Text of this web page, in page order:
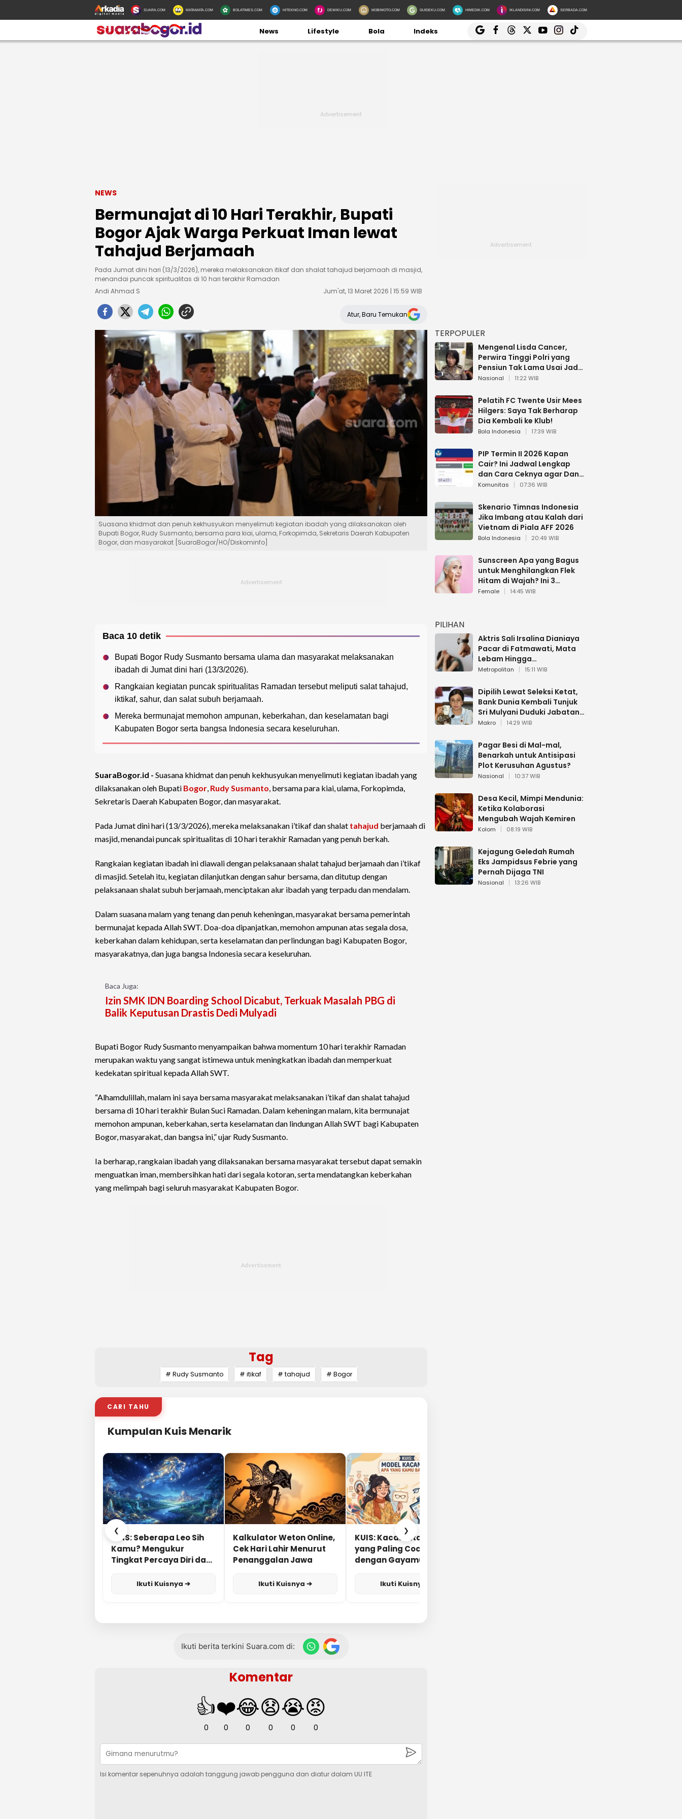
SUARA.COM MATAMATA.COM BOLATIMES.COM HITEKNO.COM DEWIKU.COM MOBIMOTO.COM GUIDEKU.COM HIMEDIK.COM IKLANDISINI.COM SERBADA.COM
News Lifestyle Bola Indeks
NEWS
Bermunajat di 10 Hari Terakhir, Bupati
Bogor Ajak Warga Perkuat Iman lewat
Tahajud Berjamaah
Pada Jumat dini hari (13/3/2026), mereka melaksanakan itikaf dan shalat tahajud berjamaah di masjid,
menandai puncak spiritualitas di 10 hari terakhir Ramadan
Andi Ahmad S
Jum'at, 13 Maret 2026 | 15:59 WIB
Atur, Baru Temukan
Suasana khidmat dan penuh kekhusyukan menyelimuti kegiatan ibadah yang dilaksanakan oleh
Bupati Bogor, Rudy Susmanto, bersama para kiai, ulama, Forkopimda, Sekretaris Daerah Kabupaten
Bogor, dan masyarakat [SuaraBogor/HO/Diskominfo]
Baca 10 detik
Bupati Bogor Rudy Susmanto bersama ulama dan masyarakat melaksanakan
ibadah di Jumat dini hari (13/3/2026).
Rangkaian kegiatan puncak spiritualitas Ramadan tersebut meliputi salat tahajud,
iktikaf, sahur, dan salat subuh berjamaah.
Mereka bermunajat memohon ampunan, keberkahan, dan keselamatan bagi
Kabupaten Bogor serta bangsa Indonesia secara keseluruhan.
SuaraBogor.id - Suasana khidmat dan penuh kekhusyukan menyelimuti kegiatan ibadah yang
dilaksanakan oleh Bupati Bogor, Rudy Susmanto, bersama para kiai, ulama, Forkopimda,
Sekretaris Daerah Kabupaten Bogor, dan masyarakat.
Pada Jumat dini hari (13/3/2026), mereka melaksanakan i’tikaf dan shalat tahajud berjamaah di
masjid, menandai puncak spiritualitas di 10 hari terakhir Ramadan yang penuh berkah.
Rangkaian kegiatan ibadah ini diawali dengan pelaksanaan shalat tahajud berjamaah dan i’tikaf
di masjid. Setelah itu, kegiatan dilanjutkan dengan sahur bersama, dan ditutup dengan
pelaksanaan shalat subuh berjamaah, menciptakan alur ibadah yang terpadu dan mendalam.
Dalam suasana malam yang tenang dan penuh keheningan, masyarakat bersama pemerintah
bermunajat kepada Allah SWT. Doa-doa dipanjatkan, memohon ampunan atas segala dosa,
keberkahan dalam kehidupan, serta keselamatan dan perlindungan bagi Kabupaten Bogor,
masyarakatnya, dan juga bangsa Indonesia secara keseluruhan.
Baca Juga:
Izin SMK IDN Boarding School Dicabut, Terkuak Masalah PBG di
Balik Keputusan Drastis Dedi Mulyadi
Bupati Bogor Rudy Susmanto menyampaikan bahwa momentum 10 hari terakhir Ramadan
merupakan waktu yang sangat istimewa untuk meningkatkan ibadah dan memperkuat
kedekatan spiritual kepada Allah SWT.
“Alhamdulillah, malam ini saya bersama masyarakat melaksanakan i’tikaf dan shalat tahajud
bersama di 10 hari terakhir Bulan Suci Ramadan. Dalam keheningan malam, kita bermunajat
memohon ampunan, keberkahan, serta keselamatan dan lindungan Allah SWT bagi Kabupaten
Bogor, masyarakat, dan bangsa ini,” ujar Rudy Susmanto.
Ia berharap, rangkaian ibadah yang dilaksanakan bersama masyarakat tersebut dapat semakin
menguatkan iman, membersihkan hati dari segala kotoran, serta mendatangkan keberkahan
yang melimpah bagi seluruh masyarakat Kabupaten Bogor.
Tag
# Rudy Susmanto # itikaf # tahajud # Bogor
CARI TAHU
Kumpulan Kuis Menarik
❮
KUIS: Seberapa Leo Sih
Kamu? Mengukur
Tingkat Percaya Diri dan
Ikuti Kuisnya ➔
Kalkulator Weton Online,
Cek Hari Lahir Menurut
Penanggalan Jawa
Ikuti Kuisnya ➔
KUIS: Kacamata Apa
yang Paling Cocok
dengan Gayamu?
Ikuti Kuisnya ➔
❯
Ikuti berita terkini Suara.com di:
Komentar
👍
0
❤️
0
😂
0
😧
0
😭
0
😡
0
Isi komentar sepenuhnya adalah tanggung jawab pengguna dan diatur dalam UU ITE
TERPOPULER
Mengenal Lisda Cancer,
Perwira Tinggi Polri yang
Pensiun Tak Lama Usai Jadi
Brigjen
Nasional 11:22 WIB
Pelatih FC Twente Usir Mees
Hilgers: Saya Tak Berharap
Dia Kembali ke Klub!
Bola Indonesia 17:39 WIB
PIP Termin II 2026 Kapan
Cair? Ini Jadwal Lengkap
dan Cara Ceknya agar Dana
Tidak Hangus!
Komunitas 07:36 WIB
Skenario Timnas Indonesia
Jika Imbang atau Kalah dari
Vietnam di Piala AFF 2026
Bola Indonesia 20:49 WIB
Sunscreen Apa yang Bagus
untuk Menghilangkan Flek
Hitam di Wajah? Ini 3
Rekomendasi sesuai Review
Female 14:45 WIB
PILIHAN
Aktris Sali Irsalina Dianiaya
Pacar di Fatmawati, Mata
Lebam Hingga
Diselamatkan Polantas
Metropolitan 15:11 WIB
Dipilih Lewat Seleksi Ketat,
Bank Dunia Kembali Tunjuk
Sri Mulyani Duduki Jabatan
Strategis
Makro 14:29 WIB
Pagar Besi di Mal-mal,
Benarkah untuk Antisipasi
Plot Kerusuhan Agustus?
Nasional 10:37 WIB
Desa Kecil, Mimpi Mendunia:
Ketika Kolaborasi
Mengubah Wajah Kemiren
Kolom 08:19 WIB
Kejagung Geledah Rumah
Eks Jampidsus Febrie yang
Pernah Dijaga TNI
Nasional 13:26 WIB